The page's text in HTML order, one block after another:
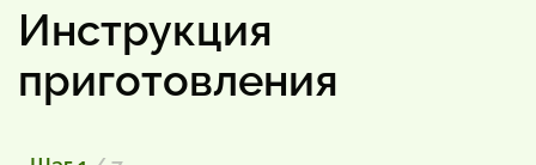
Инструкция
приготовления